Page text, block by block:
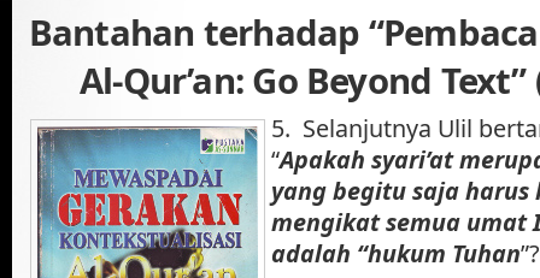
Bantahan terhadap
Al-Qur’an: Go Beyond
5. Selanjutnya Ulil
“Apakah syari’at
yang begitu saja
mengikat semua umat
adalah “hukum Tuhan